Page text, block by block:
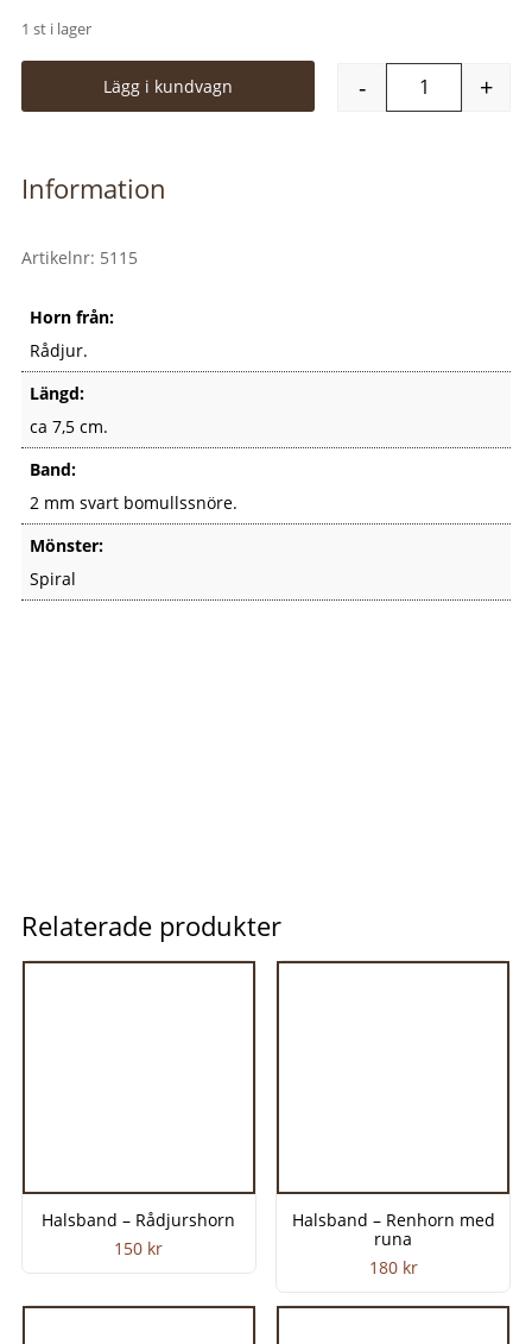
1 st i lager
Halsband -
- +
Lägg i kundvagn
:
Information
Artikelnr: 5115
Horn från:
Rådjur.
Längd:
ca 7,5 cm.
Band:
2 mm svart bomullssnöre.
Mönster:
Spiral
Relaterade produkter
Halsband – Rådjurshorn
150 kr
Halsband – Renhorn med
runa
180 kr